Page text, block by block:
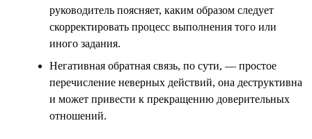
руководитель поясняет, каким образом следует
скорректировать процесс выполнения того или
иного задания.
Негативная обратная связь, по сути, — простое
перечисление неверных действий, она деструктивна
и может привести к прекращению доверительных
отношений.